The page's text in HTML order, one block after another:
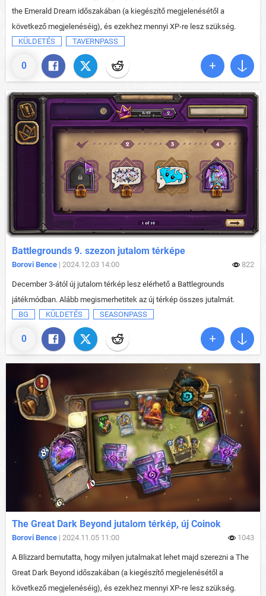
0
the Emerald Dream időszakában (a kiegészítő megjelenésétől a
következő megjelenéséig), és ezekhez mennyi XP-re lesz szükség.
KÜLDETÉS
TAVERNPASS
0
Battlegrounds 9. szezon jutalom térképe
Borovi Bence | 2024.12.03 14:00 822
December 3-ától új jutalom térkép lesz elérhető a Battlegrounds
játékmódban. Alább megismerhetitek az új térkép összes jutalmát.
BG
KÜLDETÉS SEASONPASS
The Great Dark Beyond jutalom térkép, új Coinok
Borovi Bence | 2024.11.05 11:00 1043
A Blizzard bemutatta, hogy milyen jutalmakat lehet majd szerezni a The
Great Dark Beyond időszakában (a kiegészítő megjelenésétől a
következő megjelenéséig), és ezekhez mennyi XP-re lesz szükség.